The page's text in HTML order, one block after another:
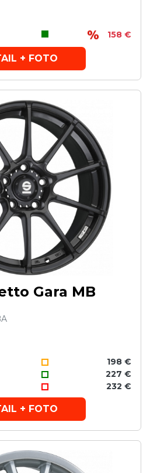
158 €
+ FOTO
Gara MB
198 €
227 €
232 €
+ FOTO